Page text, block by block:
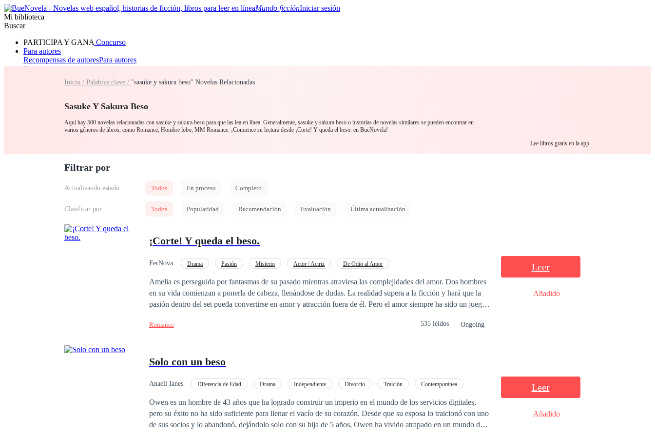
Mundo ficciónIniciar sesión
Mi biblioteca
Buscar
PARTICIPA Y GANA Concurso
Para autores
Recompensas de autoresPara autores
Ranking
RomanceHombre loboMafiaSistema
Inicio / Palabras clave / "sasuke y sakura beso" Novelas Relacionadas
Sasuke Y Sakura Beso
Aquí hay 500 novelas relacionadas con sasuke y sakura beso para que las lea en línea. Generalmente, sasuke y sakura beso o historias de novelas similares se pueden encontrar en
varios géneros de libros, como Romance, Hombre lobo, MM Romance. ¡Comience su lectura desde ¡Corte! Y queda el beso. en BueNovela!
Lee libros gratis en la app
Filtrar por
Actualizando estado Todos En proceso Completo
Clasificar por Todos Popularidad Recomendación Evaluación Última actualización
¡Corte! Y queda el beso.
FerNova Drama Pasión Misterio Actor / Actriz De Odio al Amor
Amelia es perseguida por fantasmas de su pasado mientras atraviesa las complejidades del amor. Dos hombres
en su vida comienzan a ponerla de cabeza, llenándose de dudas. La realidad supera a la ficción y hará que la
pasión dentro del set pueda convertirse en amor y atracción fuera de él. Pero el amor siempre ha sido un juego
Romance 535 leídos Ongoing
Leer
Añadido
Solo con un beso
Anaell Ianes Diferencia de Edad Drama Independiente Divorcio Traición
Contemporánea
Owen es un hombre de 43 años que ha logrado construir un imperio en el mundo de los servicios digitales,
pero su éxito no ha sido suficiente para llenar el vacío de su corazón. Desde que su esposa lo traicionó con uno
de sus socios y lo abandonó, dejándolo solo con su hija de 5 años, Owen ha vivido atrapado en un mundo de
Leer
Añadido